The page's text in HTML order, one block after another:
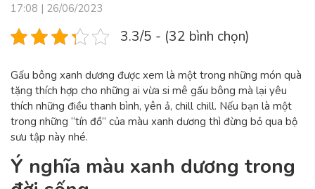
17:08 | 26/06/2023
3.3/5 - (32 bình chọn)
Gấu bông xanh dương được xem là một trong những món quà
tặng thích hợp cho những ai vừa si mê gấu bông mà lại yêu
thích những điều thanh bình, yên ả, chill chill. Nếu bạn là một
trong những “tín đồ” của màu xanh dương thì đừng bỏ qua bộ
sưu tập này nhé.
Ý nghĩa màu xanh dương trong